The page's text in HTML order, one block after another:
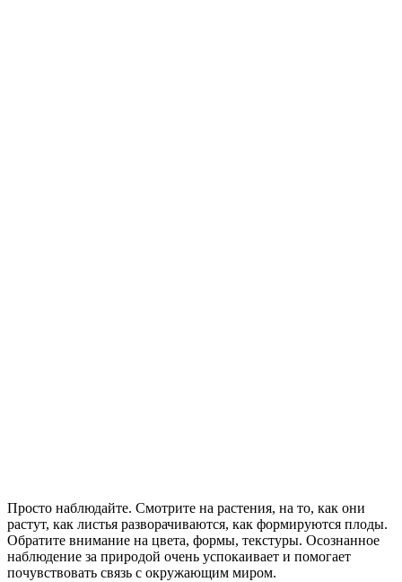
Просто наблюдайте. Смотрите на растения, на то, как они
растут, как листья разворачиваются, как формируются плоды.
Обратите внимание на цвета, формы, текстуры. Осознанное
наблюдение за природой очень успокаивает и помогает
почувствовать связь с окружающим миром.